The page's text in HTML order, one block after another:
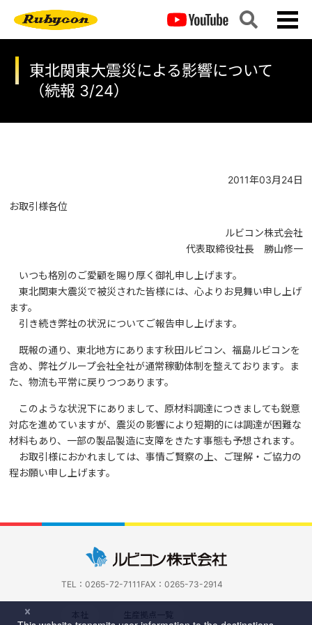
東北関東大震災による影響について
（続報 3/24）
2011年03月24日
お取引様各位
ルビコン株式会社
代表取締役社長 勝山修一
いつも格別のご愛顧を賜り厚く御礼申し上げます。
東北関東大震災で被災された皆様には、心よりお見舞い申し上げ
ます。
引き続き弊社の状況についてご報告申し上げます。
既報の通り、東北地方にあります秋田ルビコン、福島ルビコンを
含め、弊社グループ会社全社が通常稼動体制を整えております。ま
た、物流も平常に戻りつつあります。
このような状況下にありまして、原材料調達につきましても鋭意
対応を進めていますが、震災の影響により短期的には調達が困難な
材料もあり、一部の製品製造に支障をきたす事態も予想されます。
お取引様におかれましては、事情ご賢察の上、ご理解・ご協力の
程お願い申し上げます。
TEL：0265-72-7111 FAX：0265-73-2914
本社 生産拠点一覧